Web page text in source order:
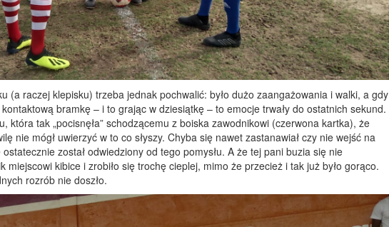
(a raczej klepisku) trzeba jednak pochwalić: było dużo zaangażowania i walki, a gdy
bramkę – i to grając w dziesiątkę – to emocje trwały do ostatnich sekund.
która tak „pocisnęła” schodzącemu z boiska zawodnikowi (czerwona kartka), że
nie mógł uwierzyć w to co słyszy. Chyba się nawet zastanawiał czy nie wejść na
został odwiedziony od tego pomysłu. A że tej pani buzia się nie
miejscowi kibice i zrobiło się trochę cieplej, mimo że przecież i tak już było gorąco.
rozrób nie doszło.